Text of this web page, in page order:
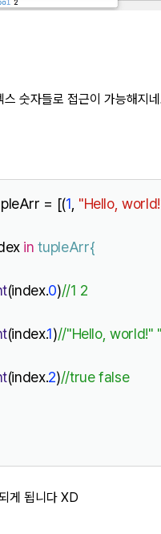
스 숫자들로 접근이 가능해지
= [(1 "Hello,
in tupleArr{
(index.0)//1 2
(index.1)//"Hello, world!"
(index.2)//true false
게 됩니다 XD